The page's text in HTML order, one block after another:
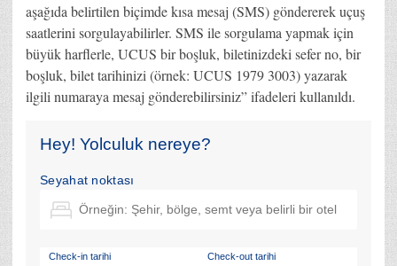
aşağıda belirtilen biçimde kısa mesaj (SMS) göndererek uçuş
saatlerini sorgulayabilirler. SMS ile sorgulama yapmak için
büyük harflerle, UCUS bir boşluk, biletinizdeki sefer no, bir
boşluk, bilet tarihinizi (örnek: UCUS 1979 3003) yazarak
ilgili numaraya mesaj gönderebilirsiniz” ifadeleri kullanıldı.
Hey! Yolculuk nereye?
Seyahat noktası
Check-in tarihi Check-out tarihi